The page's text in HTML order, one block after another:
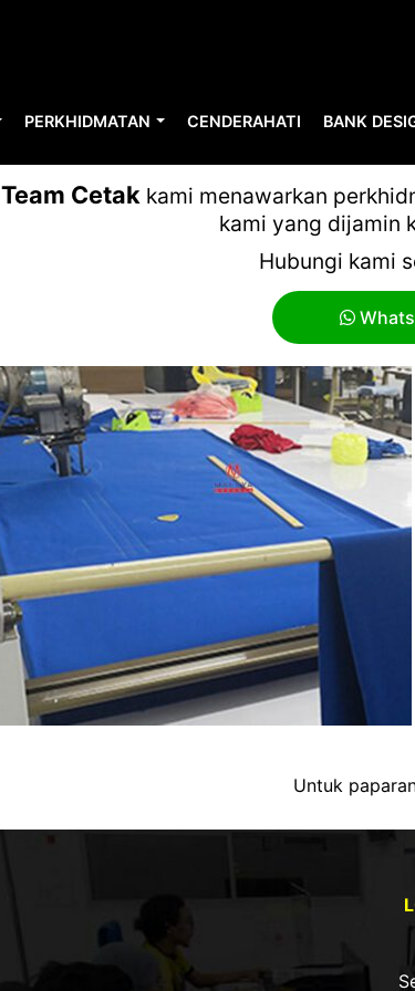
PERKHIDMATAN CENDERAHATI BANK
Team Cetakkami menawarkan
kami yang dijamin
Hubungi kami
Untuk